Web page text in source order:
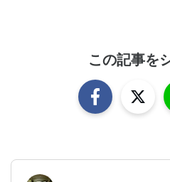
この記事を